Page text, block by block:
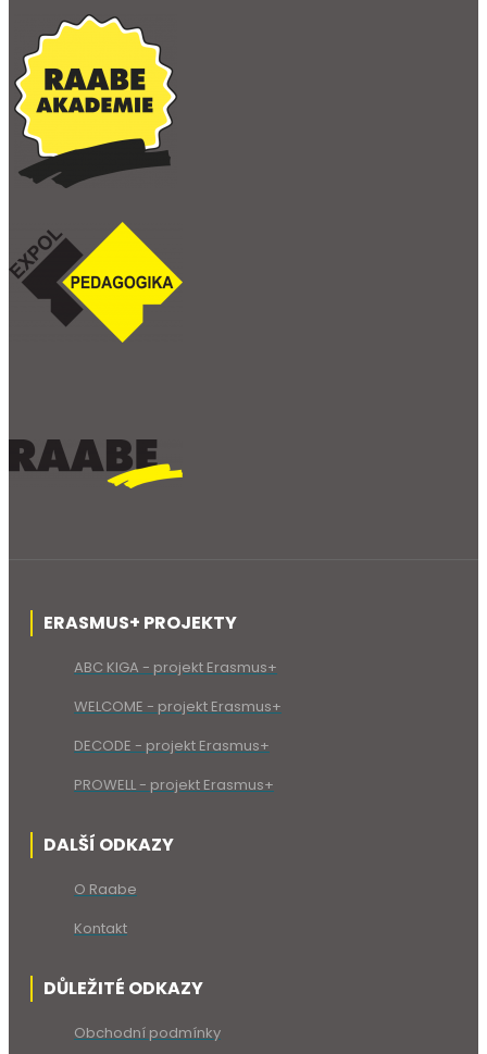
ERASMUS+ PROJEKTY
ABC KIGA - projekt Erasmus+
WELCOME - projekt Erasmus+
DECODE - projekt Erasmus+
PROWELL - projekt Erasmus+
DALŠÍ ODKAZY
O Raabe
Kontakt
DŮLEŽITÉ ODKAZY
Obchodní podmínky